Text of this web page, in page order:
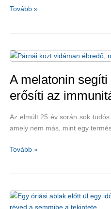
A
enyhíthetők
megfelelő
táplálékokkal
Tovább »
A melatonin
erősíti az
Az elmúlt 25 év során sok
amely nem más, mint egy
A
jobb
alvást
Tovább »